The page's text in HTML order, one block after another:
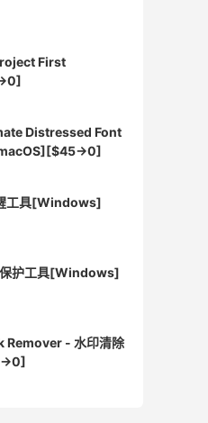
First
Distressed Font
工具[Windows]
护工具[Windows]
- 水印清除